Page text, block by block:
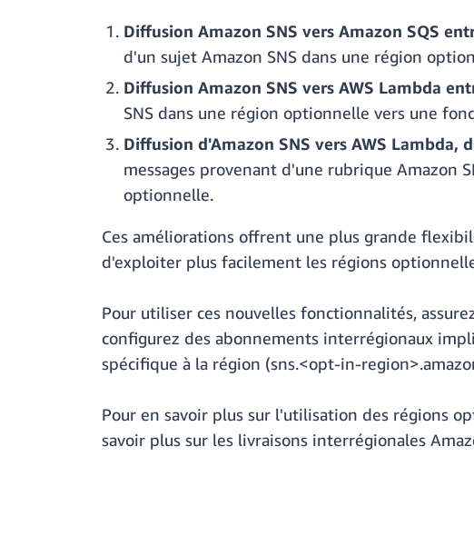
Diffusion Amazon SNS vers Amazon SQS
d'un sujet Amazon SNS dans une région
Diffusion Amazon SNS vers AWS Lambda
SNS dans une région optionnelle vers une
Diffusion d'Amazon SNS vers AWS
messages provenant d'une rubrique Amazon
optionnelle.
Ces améliorations offrent une plus grande
d'exploiter plus facilement les régions
Pour utiliser ces nouvelles fonctionnalités,
configurez des abonnements interrégionaux
spécifique à la région (sns.<opt-in-
Pour en savoir plus sur l'utilisation des régions
savoir plus sur les livraisons interrégionales